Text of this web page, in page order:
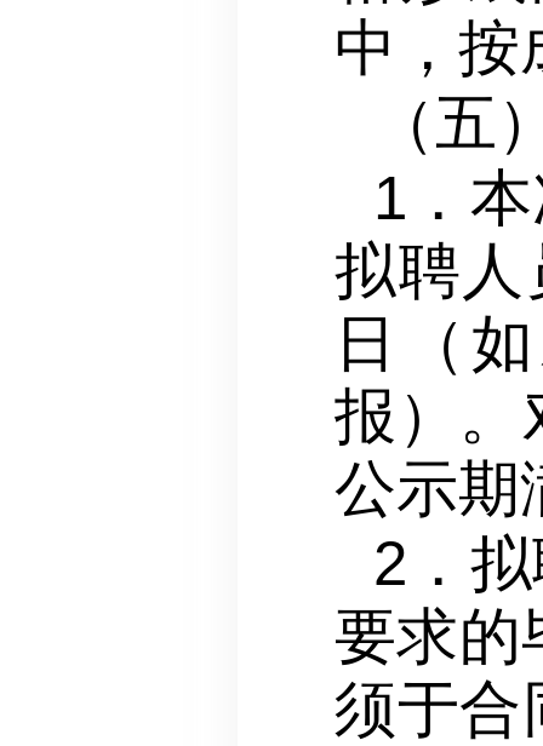
中，按
（五
1．
拟聘
日（
报）。
公示期
2．
要求的
须于合